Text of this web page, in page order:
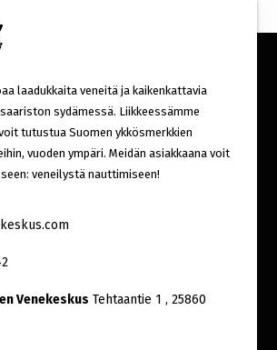
laadukkaita veneitä ja kaikenkattavia
sydämessä. Liikkeessämme
tutustua Suomen ykkösmerkkien
vuoden ympäri. Meidän asiakkaana voit
veneilystä nauttimiseen!
Venekeskus Tehtaantie 1 , 25860